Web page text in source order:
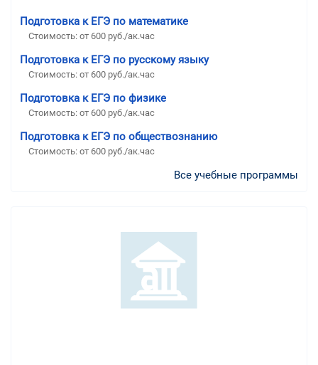
Подготовка к ЕГЭ по математике
Стоимость: от 600 руб./ак.час
Подготовка к ЕГЭ по русскому языку
Стоимость: от 600 руб./ак.час
Подготовка к ЕГЭ по физике
Стоимость: от 600 руб./ак.час
Подготовка к ЕГЭ по обществознанию
Стоимость: от 600 руб./ак.час
Все учебные программы